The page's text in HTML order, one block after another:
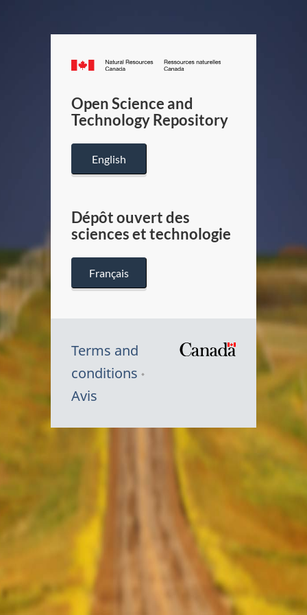
Canada.ca
/
Canada
Open Science and
Technology Repository
English
Dépôt ouvert des
sciences et technologie
Français
Terms and
conditions
Avis
Symbole
Canada